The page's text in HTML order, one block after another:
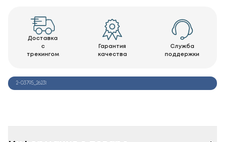
Доставка
с
трекингом
Гарантия
качества
Служба
поддержки
2-03795_26231